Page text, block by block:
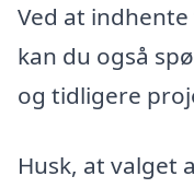
Ved at
kan du også
og tidligere
Husk, at valget